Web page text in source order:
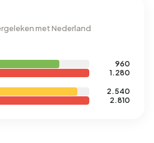
met Nederland
960
1.280
2.540
2.810